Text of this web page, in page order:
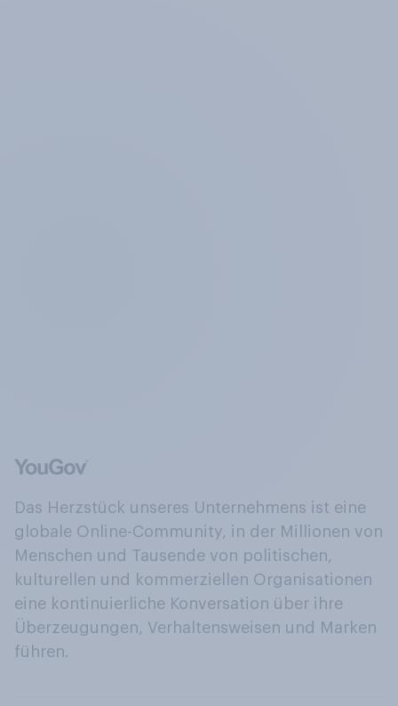
Das Herzstück unseres Unternehmens ist eine
globale Online-Community, in der Millionen von
Menschen und Tausende von politischen,
kulturellen und kommerziellen Organisationen
eine kontinuierliche Konversation über ihre
Überzeugungen, Verhaltensweisen und Marken
führen.